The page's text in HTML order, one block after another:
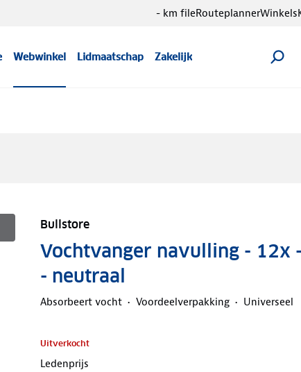
Webwinkel Lidmaatschap Zakelijk
- km fileRouteplannerWinkels
Bullstore
Vochtvanger navulling - 12x
- neutraal
Absorbeert vocht Voordeelverpakking Universeel
Uitverkocht
Ledenprijs